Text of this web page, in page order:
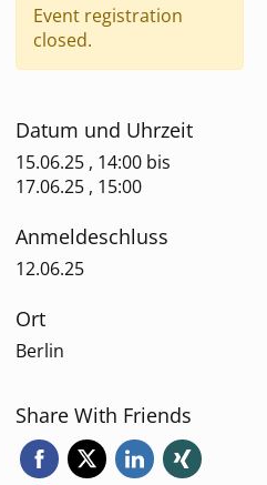
Event registration
closed.
Datum und Uhrzeit
15.06.25 , 14:00 bis
17.06.25 , 15:00
Anmeldeschluss
12.06.25
Ort
Berlin
Share With Friends